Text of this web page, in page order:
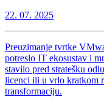
22. 07. 2025
Preuzimanje tvrtke
potreslo IT ekosustav i
stavilo pred stratešku
licenci ili u vrlo kratkom
transformaciju.